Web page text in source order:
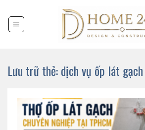
đến
nội
Lưu trữ thẻ:dịch vụ ốp lát